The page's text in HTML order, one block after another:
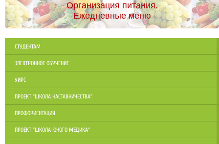
Организация питания.
Ежедневные меню
СТУДЕНТАМ
ЭЛЕКТРОННОЕ ОБУЧЕНИЕ
УИРС
ПРОЕКТ "ШКОЛА НАСТАВНИЧЕСТВА"
ПРОФОРИЕНТАЦИЯ
ПРОЕКТ "ШКОЛА ЮНОГО МЕДИКА"